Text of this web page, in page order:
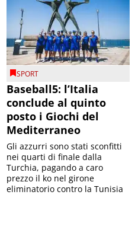
SPORT
Baseball5: l’Italia
conclude al quinto
posto i Giochi del
Mediterraneo
Gli azzurri sono stati sconfitti
nei quarti di finale dalla
Turchia, pagando a caro
prezzo il ko nel girone
eliminatorio contro la Tunisia